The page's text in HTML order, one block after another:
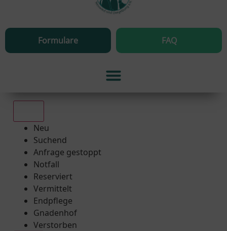
Formulare FAQ
Neu
Suchend
Anfrage gestoppt
Notfall
Reserviert
Vermittelt
Endpflege
Gnadenhof
Verstorben